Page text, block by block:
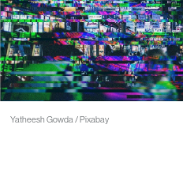
Yatheesh Gowda / Pixabay